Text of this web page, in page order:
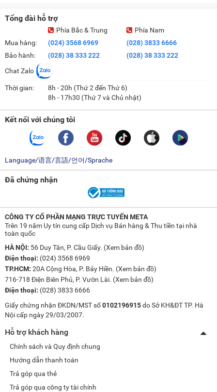
Tổng đài hỗ trợ
Mua hàng:
Bảo hành:
Phía Bắc & Trung
(024) 3568 6969
(028) 38 333 222
Phía Nam
(028) 3833 6666
(028) 38 333 222
Chat Zalo
Thời gian:
8h - 20h (Thứ 2 đến Thứ 6)
8h - 17h30 (Thứ 7 và Chủ nhật)
Kết nối với chúng tôi
Language/语言/言語/언어/Sprache
Đã chứng nhận
CÔNG TY CỔ PHẦN MẠNG TRỰC TUYẾN META
Trên 19 năm Uy tín cung cấp Dịch vụ Bán hàng & Thu tiền tại nhà
toàn quốc
HÀ NỘI: 56 Duy Tân, P. Cầu Giấy. (Xem bản đồ)
Điện thoại: (024) 3568 6969
TP.HCM: 20A Cộng Hòa, P. Bảy Hiền. (Xem bản đồ)
716-718 Điện Biên Phủ, P. Vườn Lài. (Xem bản đồ)
Điện thoại: (028) 3833 6666
Giấy chứng nhận ĐKDN/MST số0102196915do Sở KH&ĐT TP. Hà
Nội cấp ngày 29/03/2007.
Hỗ trợ khách hàng
Chính sách và Quy định chung
Hướng dẫn thanh toán
Trả góp qua thẻ
Trả góp qua công ty tài chính